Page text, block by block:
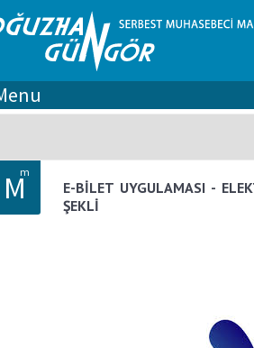
E-BİLET UYGULAMASI -
ŞEKLİ
Mm